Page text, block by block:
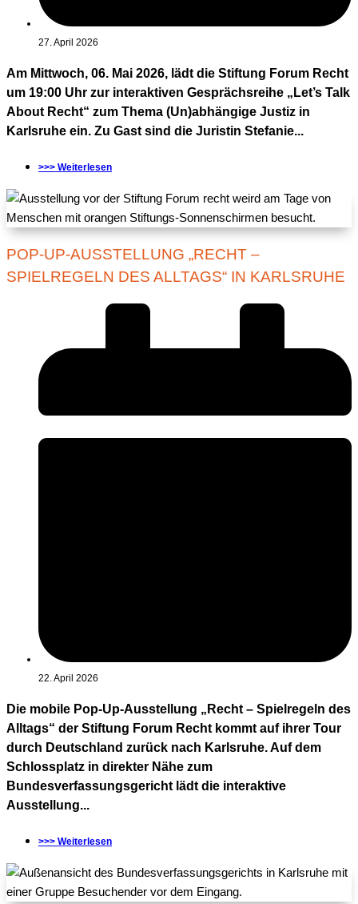
27. April 2026
Am Mittwoch, 06. Mai 2026, lädt die Stiftung Forum Recht
um 19:00 Uhr zur interaktiven Gesprächsreihe „Let’s Talk
About Recht“ zum Thema (Un)abhängige Justiz in
Karlsruhe ein. Zu Gast sind die Juristin Stefanie...
>>> Weiterlesen
POP-UP-AUSSTELLUNG „RECHT –
SPIELREGELN DES ALLTAGS“ IN KARLSRUHE
22. April 2026
Die mobile Pop-Up-Ausstellung „Recht – Spielregeln des
Alltags“ der Stiftung Forum Recht kommt auf ihrer Tour
durch Deutschland zurück nach Karlsruhe. Auf dem
Schlossplatz in direkter Nähe zum
Bundesverfassungsgericht lädt die interaktive
Ausstellung...
>>> Weiterlesen